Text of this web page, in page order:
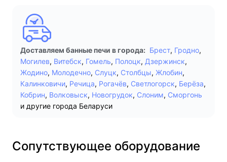
Доставляем банные печи в города: Брест, Гродно,
Могилев, Витебск, Гомель, Полоцк, Дзержинск,
Жодино, Молодечно, Слуцк, Столбцы, Жлобин,
Калинковичи, Речица, Рогачёв, Светлогорск, Берёза,
Кобрин, Волковыск, Новогрудок, Слоним, Сморгонь
и другие города Беларуси
Сопутствующее оборудование